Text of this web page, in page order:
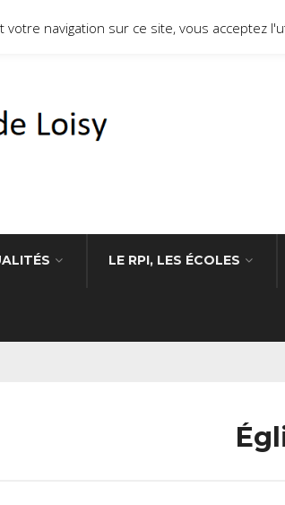
LE RPI, LES ÉCOLES
votre navigation sur ce site, vous acceptez